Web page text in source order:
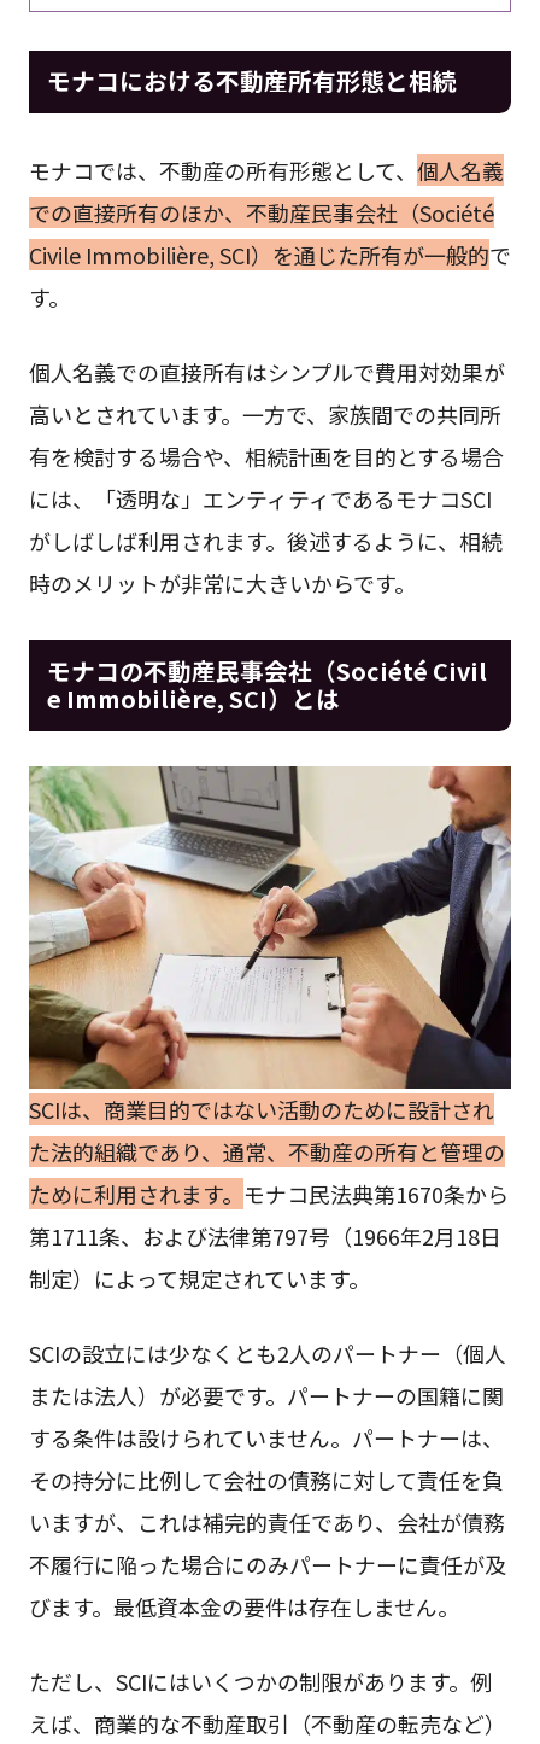
モナコにおける不動産所有形態と相続
モナコでは、不動産の所有形態として、 個人名義
での直接所有のほか、不動産民事会社（Société
Civile Immobilière, SCI）を通じた所有が一般的で
す。
個人名義での直接所有はシンプルで費用対効果が
高いとされています。一方で、家族間での共同所
有を検討する場合や、相続計画を目的とする場合
には、「透明な」エンティティであるモナコSCI
がしばしば利用されます。後述するように、相続
時のメリットが非常に大きいからです。
モナコの不動産民事会社（Société Civil
e Immobilière, SCI）とは
SCIは、商業目的ではない活動のために設計され
た法的組織であり、通常、不動産の所有と管理の
ために利用されます。 モナコ民法典第1670条から
第1711条、および法律第797号（1966年2月18日
制定）によって規定されています。
SCIの設立には少なくとも2人のパートナー（個人
または法人）が必要です。パートナーの国籍に関
する条件は設けられていません。パートナーは、
その持分に比例して会社の債務に対して責任を負
いますが、これは補完的責任であり、会社が債務
不履行に陥った場合にのみパートナーに責任が及
びます。最低資本金の要件は存在しません。
ただし、SCIにはいくつかの制限があります。例
えば、商業的な不動産取引（不動産の転売など）